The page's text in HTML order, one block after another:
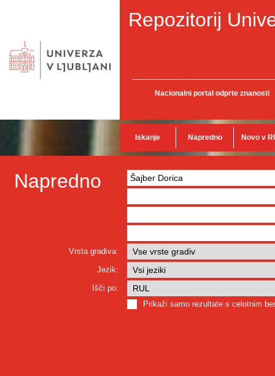
Repozitorij
Nacionalni portal odprte znanosti
Iskanje Napredno Novo v
Napredno
Vrsta gradiva:
Jezik:
Išči po:
Prikaži samo rezultate s celotnim